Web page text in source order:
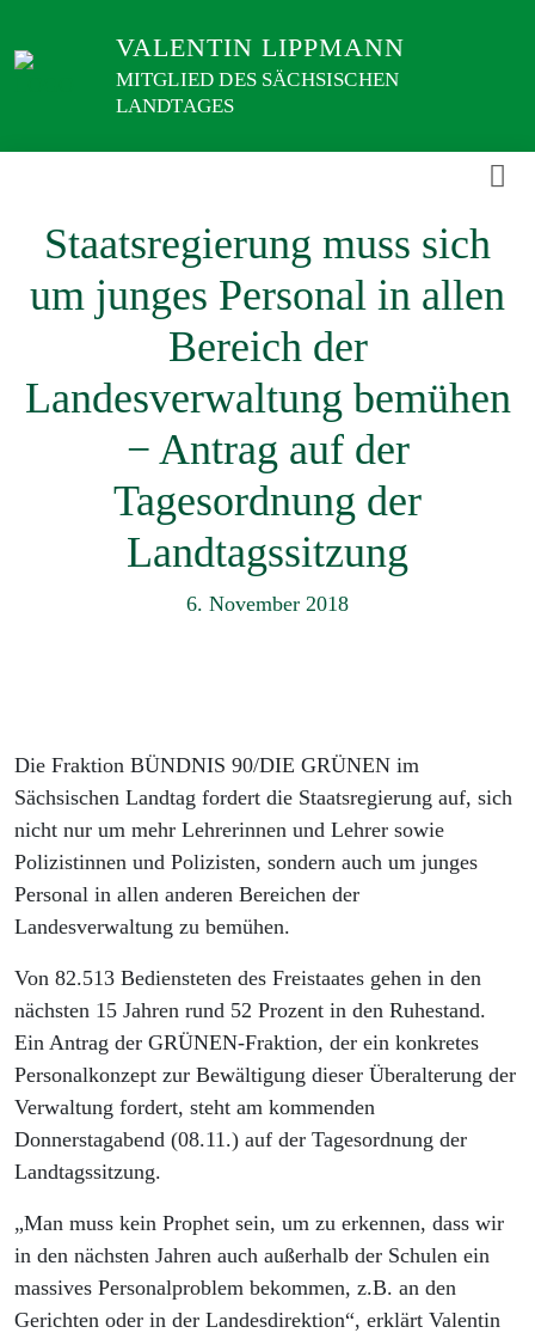
zum
VALENTIN LIPPMANN
MITGLIED DES SÄCHSISCHEN
LANDTAGES
Staatsregierung muss sich
um junges Personal in allen
Bereich der
Landesverwaltung bemühen
− Antrag auf der
Tagesordnung der
Landtagssitzung
6. November 2018
Die Fraktion BÜNDNIS 90/DIE GRÜNEN im
Sächsischen Landtag fordert die Staatsregierung auf, sich
nicht nur um mehr Lehrerinnen und Lehrer sowie
Polizistinnen und Polizisten, sondern auch um junges
Personal in allen anderen Bereichen der
Landesverwaltung zu bemühen.
Von 82.513 Bediensteten des Freistaates gehen in den
nächsten 15 Jahren rund 52 Prozent in den Ruhestand.
Ein Antrag der GRÜNEN-Fraktion, der ein konkretes
Personalkonzept zur Bewältigung dieser Überalterung der
Verwaltung fordert, steht am kommenden
Donnerstagabend (08.11.) auf der Tagesordnung der
Landtagssitzung.
„Man muss kein Prophet sein, um zu erkennen, dass wir
in den nächsten Jahren auch außerhalb der Schulen ein
massives Personalproblem bekommen, z.B. an den
Gerichten oder in der Landesdirektion“, erklärt Valentin